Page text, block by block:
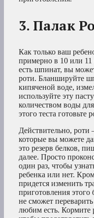
3. Палак
Как только ваш
примерно в 10 или
есть шпинат, вы
роти. Бланшируйте
кипяченой воде,
используйте эту
количеством воды
этого теста готовьте
Действительно,
которые вы можете
это резерв белков,
далее. Просто
один раз, чтобы
ребенка или нет.
придется изменить
приготовления
не сможет
любим есть. Кормите